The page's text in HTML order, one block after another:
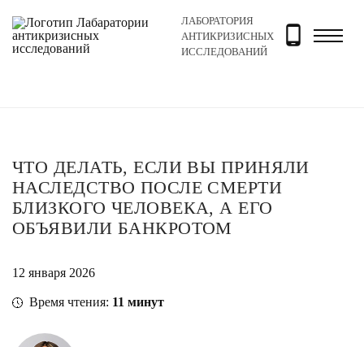
ЛАБОРАТОРИЯ
АНТИКРИЗИСНЫХ
ИССЛЕДОВАНИЙ
Главная Новости и блог Блог Что делать, если
ЧТО ДЕЛАТЬ, ЕСЛИ ВЫ ПРИНЯЛИ
НАСЛЕДСТВО ПОСЛЕ СМЕРТИ
БЛИЗКОГО ЧЕЛОВЕКА, А ЕГО
ОБЪЯВИЛИ БАНКРОТОМ
12 января 2026
Время чтения: 11 минут